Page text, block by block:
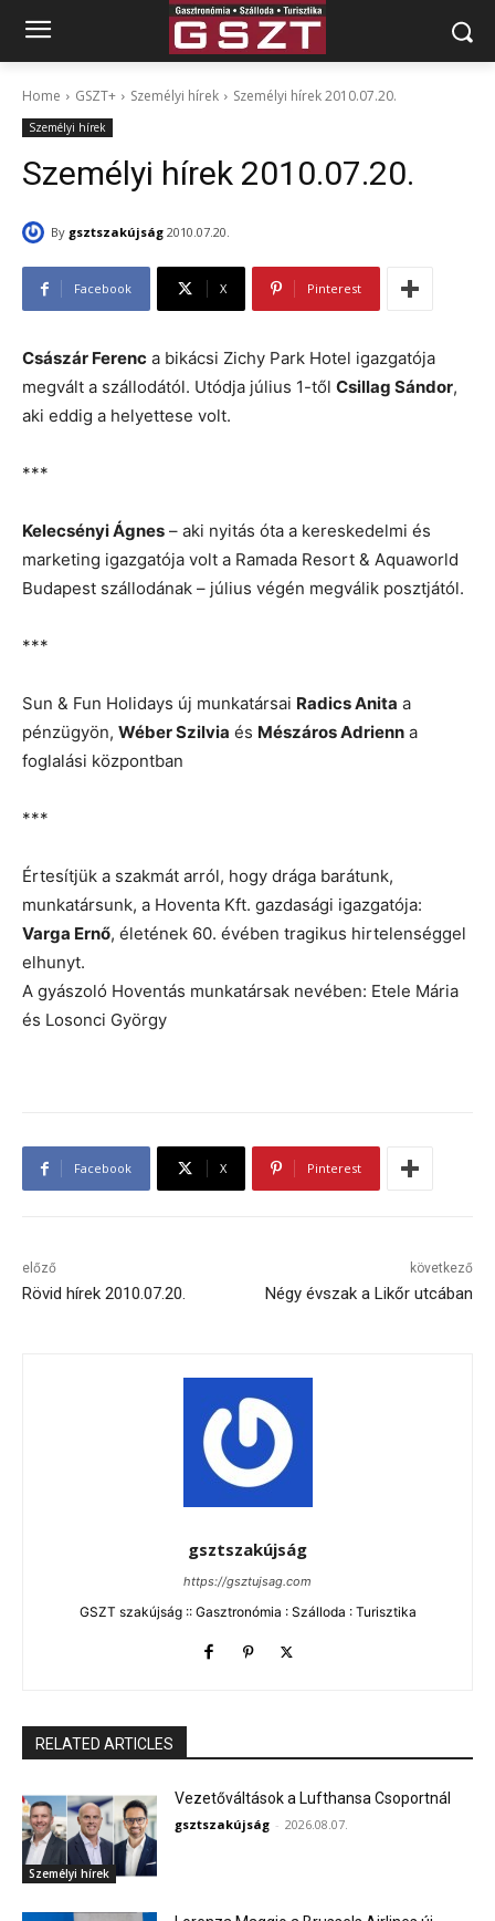
Home GSZT+ Személyi hírek Személyi hírek 2010.07.20.
Személyi hírek
Személyi hírek 2010.07.20.
By gsztszakújság 2010.07.20.
Facebook X Pinterest
Császár Ferenc a bikácsi Zichy Park Hotel igazgatója
megvált a szállodától. Utódja július 1-től Csillag Sándor,
aki eddig a helyettese volt.
***
Kelecsényi Ágnes – aki nyitás óta a kereskedelmi és
marketing igazgatója volt a Ramada Resort & Aquaworld
Budapest szállodának – július végén megválik posztjától.
***
Sun & Fun Holidays új munkatársai Radics Anita a
pénzügyön, Wéber Szilvia és Mészáros Adrienn a
foglalási központban
***
Értesítjük a szakmát arról, hogy drága barátunk,
munkatársunk, a Hoventa Kft. gazdasági igazgatója:
Varga Ernő, életének 60. évében tragikus hirtelenséggel
elhunyt.
A gyászoló Hoventás munkatársak nevében: Etele Mária
és Losonci György
Facebook X Pinterest
előző
Rövid hírek 2010.07.20.
következő
Négy évszak a Likőr utcában
gsztszakújság
https://gsztujsag.com
GSZT szakújság :: Gasztronómia : Szálloda : Turisztika
RELATED ARTICLES
Személyi hírek
Vezetőváltások a Lufthansa Csoportnál
gsztszakújság - 2026.08.07.